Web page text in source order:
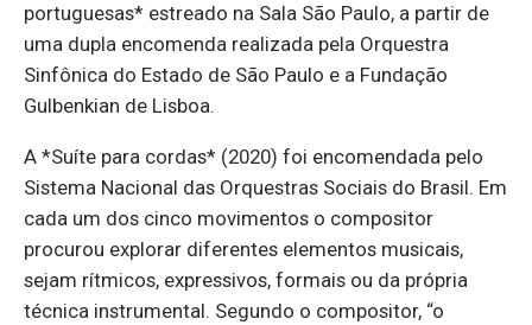
portuguesas* estreado na Sala São Paulo, a partir de
uma dupla encomenda realizada pela Orquestra
Sinfônica do Estado de São Paulo e a Fundação
Gulbenkian de Lisboa.
A *Suíte para cordas* (2020) foi encomendada pelo
Sistema Nacional das Orquestras Sociais do Brasil. Em
cada um dos cinco movimentos o compositor
procurou explorar diferentes elementos musicais,
sejam rítmicos, expressivos, formais ou da própria
técnica instrumental. Segundo o compositor, “o